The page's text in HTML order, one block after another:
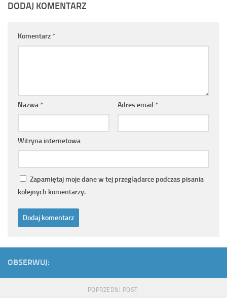
DODAJ KOMENTARZ
Komentarz*
Nazwa* Adres email *
Witryna internetowa
Zapamiętaj moje dane w tej przeglądarce podczas pisania
kolejnych komentarzy.
OBSERWUJ:
POPRZEDNI POST